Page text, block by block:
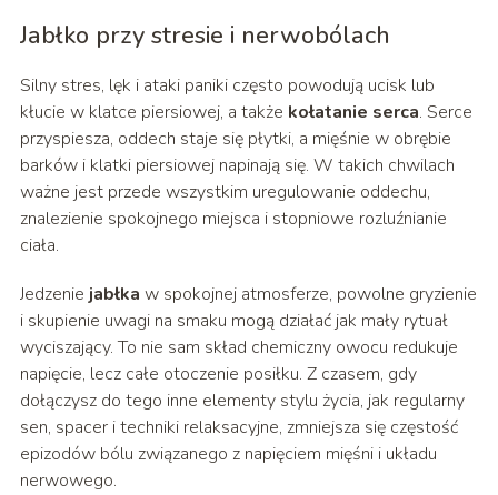
Jabłko przy stresie i nerwobólach
Silny stres, lęk i ataki paniki często powodują ucisk lub
kłucie w klatce piersiowej, a także kołatanie serca. Serce
przyspiesza, oddech staje się płytki, a mięśnie w obrębie
barków i klatki piersiowej napinają się. W takich chwilach
ważne jest przede wszystkim uregulowanie oddechu,
znalezienie spokojnego miejsca i stopniowe rozluźnianie
ciała.
Jedzenie jabłka w spokojnej atmosferze, powolne gryzienie
i skupienie uwagi na smaku mogą działać jak mały rytuał
wyciszający. To nie sam skład chemiczny owocu redukuje
napięcie, lecz całe otoczenie posiłku. Z czasem, gdy
dołączysz do tego inne elementy stylu życia, jak regularny
sen, spacer i techniki relaksacyjne, zmniejsza się częstość
epizodów bólu związanego z napięciem mięśni i układu
nerwowego.